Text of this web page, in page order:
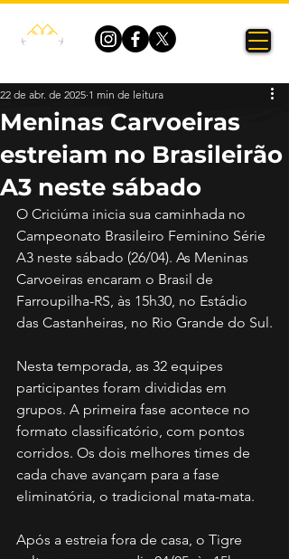
Meninas Carvoeiras
estreiam no Brasileirão
A3 neste sábado
22 de abr. de 2025 1 min de leitura
O Criciúma inicia sua caminhada no
Campeonato Brasileiro Feminino Série
A3 neste sábado (26/04). As Meninas
Carvoeiras encaram o Brasil de
Farroupilha-RS, às 15h30, no Estádio
das Castanheiras, no Rio Grande do Sul.
Nesta temporada, as 32 equipes
participantes foram divididas em
grupos. A primeira fase acontece no
formato classificatório, com pontos
corridos. Os dois melhores times de
cada chave avançam para a fase
eliminatória, o tradicional mata-mata.
Após a estreia fora de casa, o Tigre